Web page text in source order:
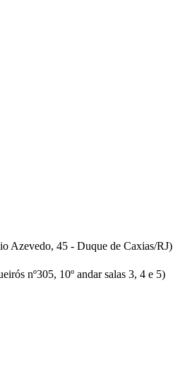
Azevedo, 45 - Duque de Caxias/RJ)
nº305, 10º andar salas 3, 4 e 5)